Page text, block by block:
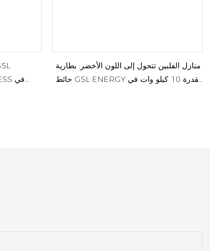
منازل الفلبين تتحول إلى اللون الأخضر: بطارية
حائط GSL ENERGY بقدرة 10 كيلو وات في